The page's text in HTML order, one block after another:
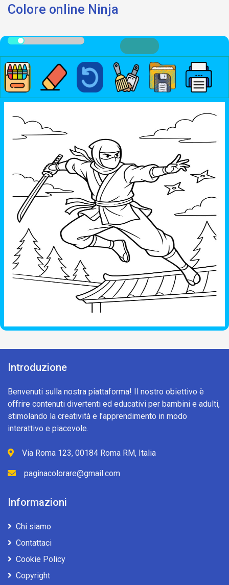
Colore online Ninja
Introduzione
Benvenuti sulla nostra piattaforma! Il nostro obiettivo è
offrire contenuti divertenti ed educativi per bambini e adulti,
stimolando la creatività e l’apprendimento in modo
interattivo e piacevole.
Via Roma 123, 00184 Roma RM, Italia
paginacolorare@gmail.com
Informazioni
Chi siamo
Contattaci
Cookie Policy
Copyright